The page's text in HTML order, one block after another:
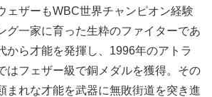
ェザーもWBC世界チャンピオン経験
グ一家に育った生粋のファイターであ
から才能を発揮し、1996年のアトラ
はフェザー級で銅メダルを獲得。その
まれな才能を武器に無敗街道を突き進